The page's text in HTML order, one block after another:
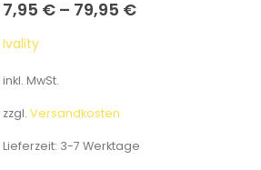
7,95 € – 79,95 €
Ivality
inkl. MwSt.
zzgl. Versandkosten
Lieferzeit: 3-7 Werktage